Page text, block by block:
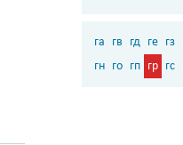
га гв гд ге гз
гн го гп гр гс